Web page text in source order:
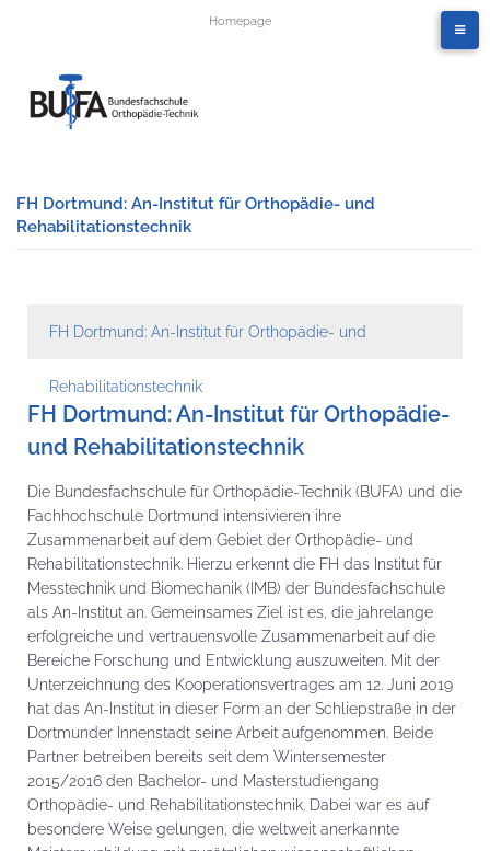
Homepage
FH Dortmund: An-Institut für Orthopädie- und
Rehabilitationstechnik
FH Dortmund: An-Institut für Orthopädie- und
Rehabilitationstechnik
FH Dortmund: An-Institut für Orthopädie-
und Rehabilitationstechnik
Die Bundesfachschule für Orthopädie-Technik (BUFA) und die
Fachhochschule Dortmund intensivieren ihre
Zusammenarbeit auf dem Gebiet der Orthopädie- und
Rehabilitationstechnik. Hierzu erkennt die FH das Institut für
Messtechnik und Biomechanik (IMB) der Bundesfachschule
als An-Institut an. Gemeinsames Ziel ist es, die jahrelange
erfolgreiche und vertrauensvolle Zusammenarbeit auf die
Bereiche Forschung und Entwicklung auszuweiten. Mit der
Unterzeichnung des Kooperationsvertrages am 12. Juni 2019
hat das An-Institut in dieser Form an der Schliepstraße in der
Dortmunder Innenstadt seine Arbeit aufgenommen. Beide
Partner betreiben bereits seit dem Wintersemester
2015/2016 den Bachelor- und Masterstudiengang
Orthopädie- und Rehabilitationstechnik. Dabei war es auf
besondere Weise gelungen, die weltweit anerkannte